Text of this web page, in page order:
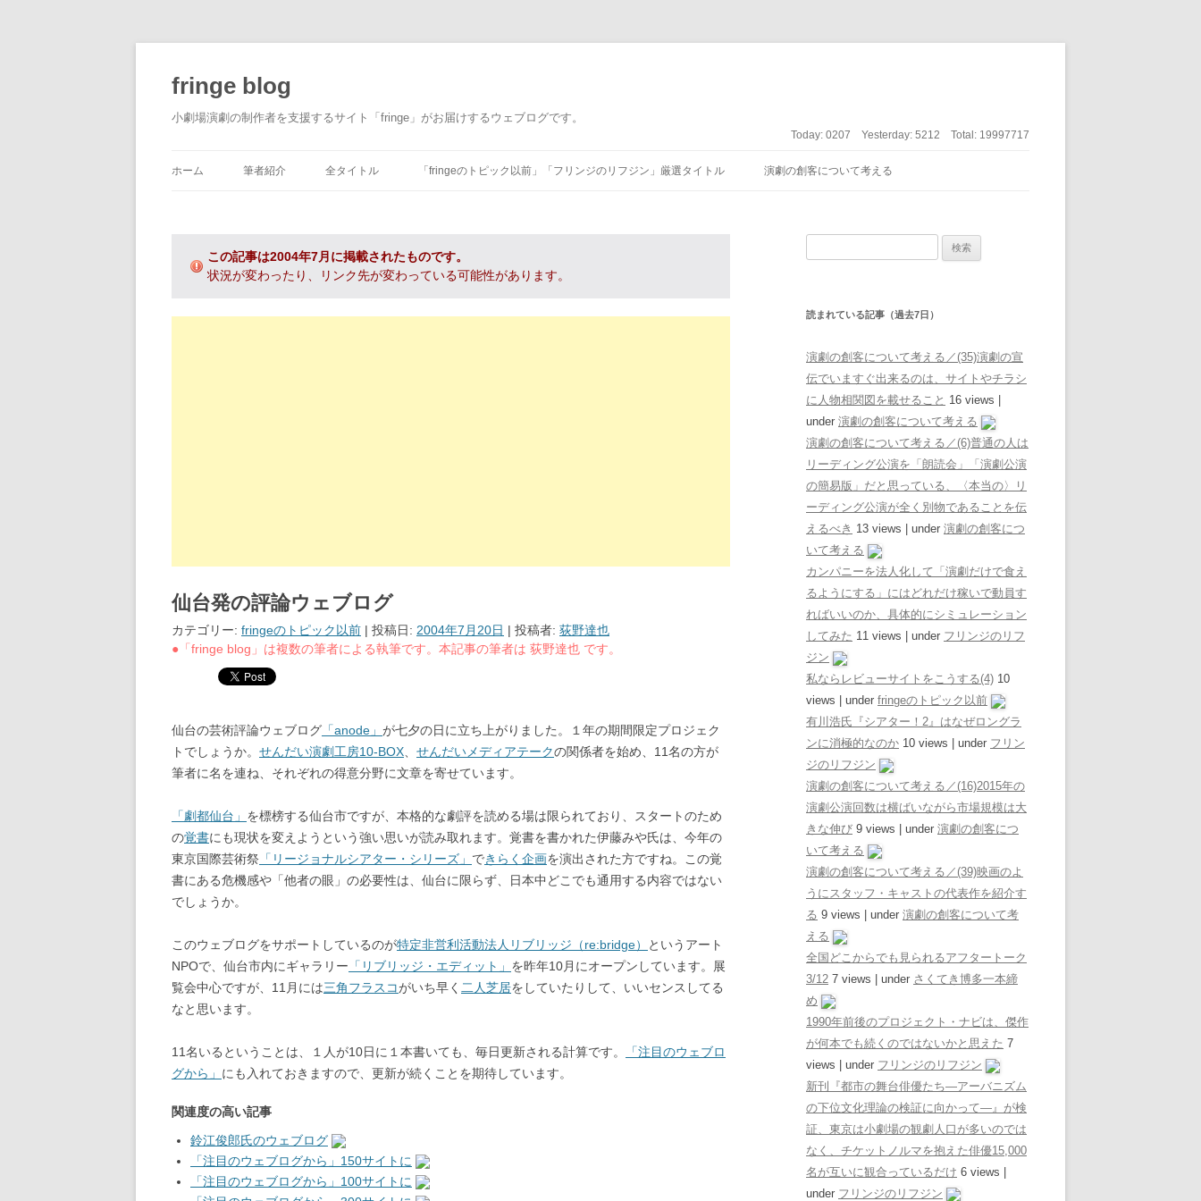
fringe blog
小劇場演劇の制作者を支援するサイト「fringe」がお届けするウェブログです。
Today: 0207 Yesterday: 5212 Total: 19997717
ホーム 筆者紹介 全タイトル 「fringeのトピック以前」「フリンジのリフジン」厳選タイトル 演劇の創客について考える
この記事は2004年7月に掲載されたものです。
状況が変わったり、リンク先が変わっている可能性があります。
仙台発の評論ウェブログ
カテゴリー: fringeのトピック以前 | 投稿日: 2004年7月20日 | 投稿者: 荻野達也
●「fringe blog」は複数の筆者による執筆です。本記事の筆者は 荻野達也 です。
仙台の芸術評論ウェブログ 「anode」 が七夕の日に立ち上がりました。１年の期間限定プロジェク
トでしょうか。 せんだい演劇工房10-BOX せんだいメディアテークの関係者を始め、11名の方が
筆者に名を連ね、それぞれの得意分野に文章を寄せています。
「劇都仙台」 を標榜する仙台市ですが、本格的な劇評を読める場は限られており、スタートのため
の覚書にも現状を変えようという強い思いが読み取れます。覚書を書かれた伊藤みや氏は、今年の
東京国際芸術祭 「リージョナルシアター・シリーズ」 できらく企画を演出された方ですね。この覚
書にある危機感や「他者の眼」の必要性は、仙台に限らず、日本中どこでも通用する内容ではない
でしょうか。
このウェブログをサポートしているのが特定非営利活動法人リブリッジ（re:bridge）
というアート
NPOで、仙台市内にギャラリー 「リブリッジ・エディット」 を昨年10月にオープンしています。展
覧会中心ですが、11月には三角フラスコがいち早く 二人芝居をしていたりして、いいセンスしてる
なと思います。
11名いるということは、１人が10日に１本書いても、毎日更新される計算です。
「注目のウェブロ
グから」 にも入れておきますので、更新が続くことを期待しています。
関連度の高い記事
鈴江俊郎氏のウェブログ
「注目のウェブログから」150サイトに
「注目のウェブログから」100サイトに
読まれている記事（過去7日）
演劇の創客について考える／(35)演劇の宣
伝でいますぐ出来るのは、サイトやチラシ
に人物相関図を載せること 16 views
under 演劇の創客について考える
演劇の創客について考える／(6)普通の人は
リーディング公演を「朗読会」「演劇公演
の簡易版」だと思っている、〈本当の〉リ
ーディング公演が全く別物であることを伝
えるべき 13 views under 演劇の創客につ
いて考える
カンパニーを法人化して「演劇だけで食え
るようにする」にはどれだけ稼いで動員す
ればいいのか、具体的にシミュレーション
してみた 11 views under フリンジのリフ
ジン
私ならレビューサイトをこうする(4) 10
views
under fringeのトピック以前
有川浩氏『シアター！2』はなぜロングラ
ンに消極的なのか 10 views under フリン
ジのリフジン
演劇の創客について考える／(16)2015年の
演劇公演回数は横ばいながら市場規模は大
きな伸び 9 views under 演劇の創客につ
いて考える
演劇の創客について考える／(39)映画のよ
うにスタッフ・キャストの代表作を紹介す
る 9 views under 演劇の創客について考
える
全国どこからでも見られるアフタートーク
3/12 7 views under さくてき博多一本締
め
1990年前後のプロジェクト・ナビは、傑作
が何本でも続くのではないかと思えた 7
views
under フリンジのリフジン
新刊『都市の舞台俳優たち―アーバニズム
の下位文化理論の検証に向かって―』が検
証、東京は小劇場の観劇人口が多いのでは
なく、チケットノルマを抱えた俳優15,000
名が互いに観合っているだけ 6 views
under フリンジのリフジン